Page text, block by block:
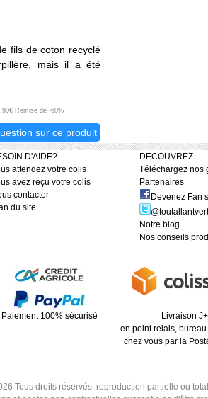
fils de coton recyclé
mais il a été
Remise de -60%
sur ce produit
D'AIDE?
attendez votre colis
avez reçu votre colis
contacter
du site
DECOUVREZ
Téléchargez nos
Partenaires
Devenez Fan
@toutallantvert
Notre blog
Nos conseils
Paiement 100% sécurisé
Livraison
en point relais,
chez vous par la
Tous droits réservés, reproduction partielle ou